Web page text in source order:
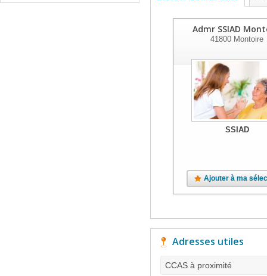
Admr SSIAD
41800 Montoire
SSIAD
Ajouter à ma
Adresses utiles
CCAS à proximité